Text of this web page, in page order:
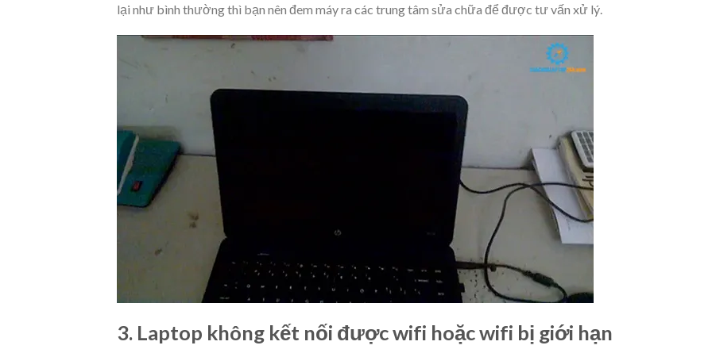
lại như bình thường thì bạn nên đem máy ra các trung tâm sửa chữa để được tư vấn xử lý.
3. Laptop không kết nối được wifi hoặc wifi bị giới hạn